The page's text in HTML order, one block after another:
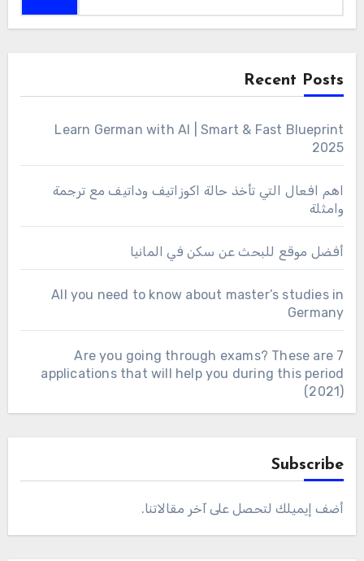
Recent Posts
Learn German with AI | Smart & Fast Blueprint
2025
اهم افعال التي تأخذ حالة اكوزاتيف وداتيف مع ترجمة
وامثلة
أفضل موقع للبحث عن سكن في المانيا
All you need to know about master’s studies in
Germany
Are you going through exams? These are 7
applications that will help you during this period
(2021)
Subscribe
أضف إيميلك لتحصل على آخر مقالاتنا.